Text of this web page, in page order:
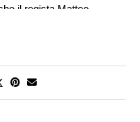
il regista Matteo
Io capitano. Ibrahima è
il suo viaggio dal Senegal
in un incidente